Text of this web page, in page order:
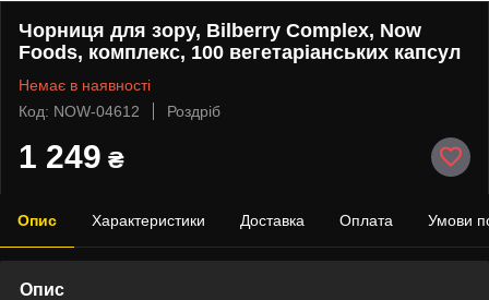
Чорниця для зору, Bilberry Complex, Now
Foods, комплекс, 100 вегетаріанських капсул
Немає в наявності
Код: NOW-04612
Роздріб
1 249 ₴
Опис Характеристики Доставка Оплата Умови
Опис